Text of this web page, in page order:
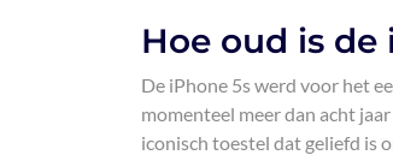
Hoe oud is de
De iPhone 5s werd voor het
momenteel meer dan acht
iconisch toestel dat geliefd is